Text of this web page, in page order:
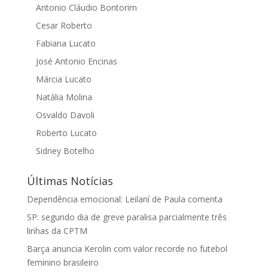
Antonio Cláudio Bontorim
Cesar Roberto
Fabiana Lucato
José Antonio Encinas
Márcia Lucato
Natália Molina
Osvaldo Davoli
Roberto Lucato
Sidney Botelho
Últimas Notícias
Dependência emocional: Leilaní de Paula comenta
SP: segundo dia de greve paralisa parcialmente três
linhas da CPTM
Barça anuncia Kerolin com valor recorde no futebol
feminino brasileiro